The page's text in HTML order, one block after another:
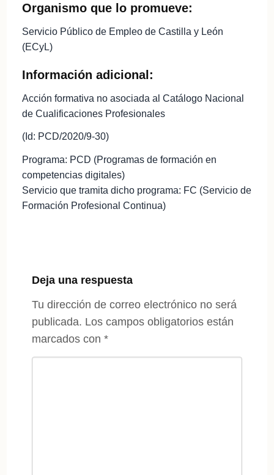
Organismo que lo promueve:
Servicio Público de Empleo de Castilla y León
(ECyL)
Información adicional:
Acción formativa no asociada al Catálogo Nacional
de Cualificaciones Profesionales
(Id: PCD/2020/9-30)
Programa: PCD (Programas de formación en
competencias digitales)
Servicio que tramita dicho programa: FC (Servicio de
Formación Profesional Continua)
Deja una respuesta
Tu dirección de correo electrónico no será
publicada. Los campos obligatorios están
marcados con *